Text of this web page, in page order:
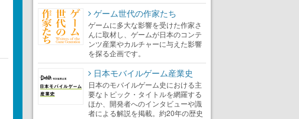
ゲーム世代の作家たち
ゲームに多大な影響を受けた作家さ
んに取材し、ゲームが日本のコンテ
ンツ産業やカルチャーに与えた影響
を探る企画です。
日本モバイルゲーム産業史
日本のモバイルゲーム史における主
要なトピック・タイトルを網羅する
ほか、開発者へのインタビューや識
者による解説を掲載。約20年の歴史